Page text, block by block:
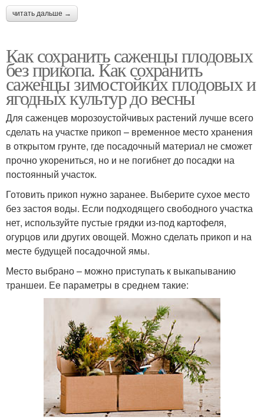
читать дальше →
Как сохранить саженцы плодовых
без прикопа. Как сохранить
саженцы зимостойких плодовых и
ягодных культур до весны
Для саженцев морозоустойчивых растений лучше всего
сделать на участке прикоп – временное место хранения
в открытом грунте, где посадочный материал не сможет
прочно укорениться, но и не погибнет до посадки на
постоянный участок.
Готовить прикоп нужно заранее. Выберите сухое место
без застоя воды. Если подходящего свободного участка
нет, используйте пустые грядки из-под картофеля,
огурцов или других овощей. Можно сделать прикоп и на
месте будущей посадочной ямы.
Место выбрано – можно приступать к выкапыванию
траншеи. Ее параметры в среднем такие: